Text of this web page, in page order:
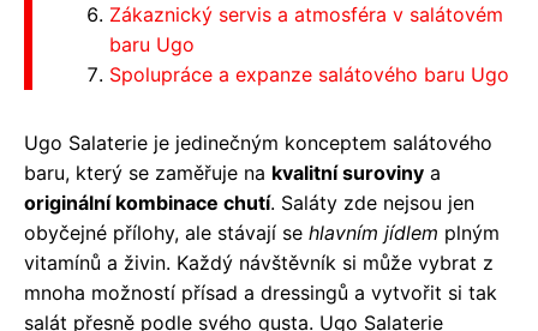
Zákaznický servis a atmosféra v salátovém
baru Ugo
Spolupráce a expanze salátového baru Ugo
Ugo Salaterie je jedinečným konceptem salátového
baru, který se zaměřuje na kvalitní suroviny a
originální kombinace chutí. Saláty zde nejsou jen
obyčejné přílohy, ale stávají se hlavním jídlem plným
vitamínů a živin. Každý návštěvník si může vybrat z
mnoha možností přísad a dressingů a vytvořit si tak
salát přesně podle svého gusta. Ugo Salaterie